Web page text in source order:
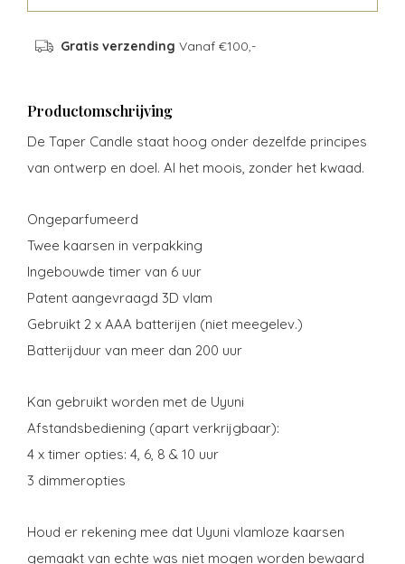
Gratis verzending Vanaf €100,-
Productomschrijving
De Taper Candle staat hoog onder dezelfde principes
van ontwerp en doel. Al het moois, zonder het kwaad.
Ongeparfumeerd
Twee kaarsen in verpakking
Ingebouwde timer van 6 uur
Patent aangevraagd 3D vlam
Gebruikt 2 x AAA batterijen (niet meegelev.)
Batterijduur van meer dan 200 uur
Kan gebruikt worden met de Uyuni
Afstandsbediening (apart verkrijgbaar):
4 x timer opties: 4, 6, 8 & 10 uur
3 dimmeropties
Houd er rekening mee dat Uyuni vlamloze kaarsen
gemaakt van echte was niet mogen worden bewaard